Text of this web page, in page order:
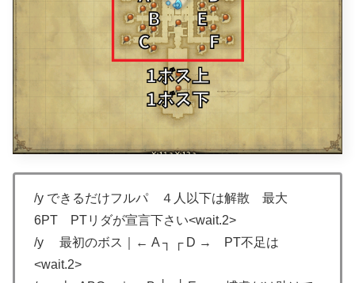
/y できるだけフルパ ４人以下は解散 最大
6PT PTリダが宣言下さい<wait.2>
/y 最初のボス｜← A ┐ ┌ D → PT不足は
<wait.2>